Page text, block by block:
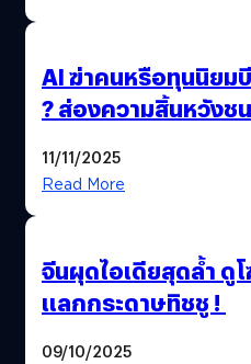
AI ฆ่าคนหรือทุนนิยม
? ส่องความสิ้นหวังชน
11/11/2025
Read More
จีนผุดไอเดียสุดล้ำ ดู
แลกกระดาษทิชชู !
09/10/2025